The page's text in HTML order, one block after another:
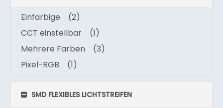
Einfarbige
(2)
CCT einstellbar
(1)
Mehrere Farben
(3)
Pixel-RGB
(1)
SMD FLEXIBLES LICHTSTREIFEN